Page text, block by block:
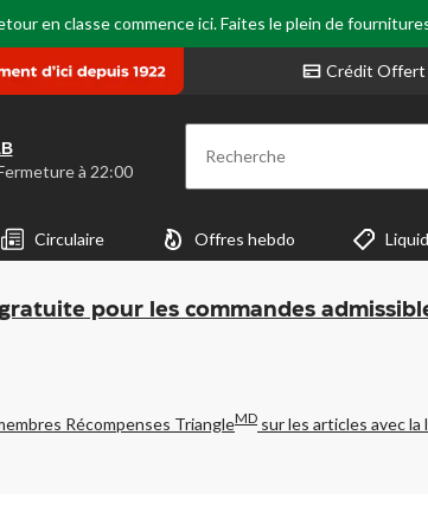
en classe commence ici. Faites le plein de
Crédit Offert
⋅ Fermeture à 22:00 Recherche
Circulaire Offres hebdo
pour les commandes
Récompenses TriangleMD sur les articles avec la